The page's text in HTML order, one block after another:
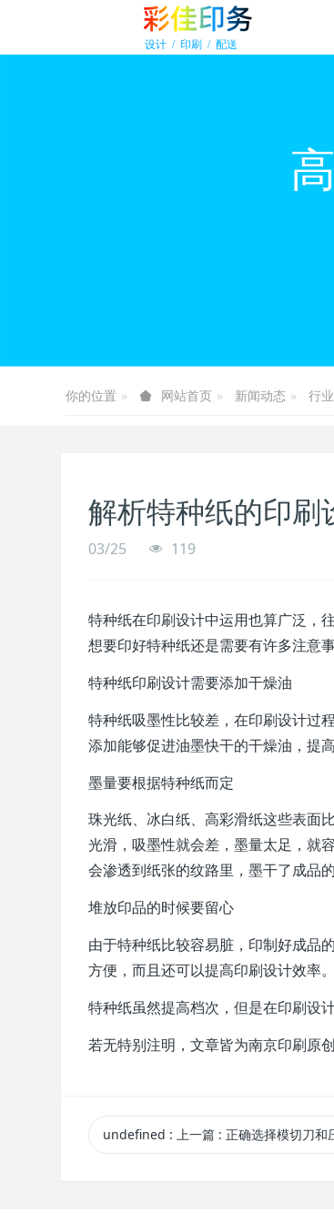
你的位置 网站首页 新闻动态 行
解析特种纸的印刷
03/25 119
特种纸在印刷设计中运用也算广泛，
想要印好特种纸还是需要有许多注意
特种纸印刷设计需要添加干燥油
特种纸吸墨性比较差，在印刷设计过
添加能够促进油墨快干的干燥油，提
墨量要根据特种纸而定
珠光纸、冰白纸、高彩滑纸这些表面
光滑，吸墨性就会差，墨量太足，就
会渗透到纸张的纹路里，墨干了成品
堆放印品的时候要留心
由于特种纸比较容易脏，印制好成品
方便，而且还可以提高印刷设计效率。
特种纸虽然提高档次，但是在印刷设
若无特别注明，文章皆为南京印刷原
undefined :上一篇 : 正确选择模切刀和